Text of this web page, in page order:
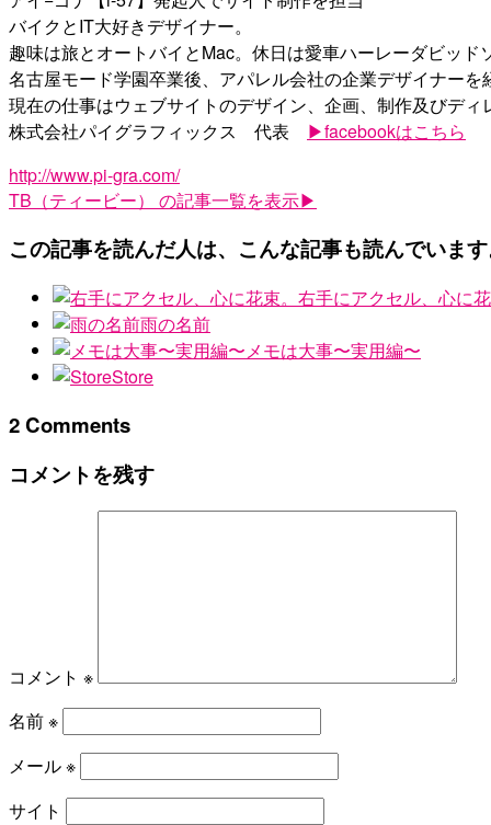
バイクとIT大好きデザイナー。
趣味は旅とオートバイとMac。休日は愛車ハーレーダビッ
名古屋モード学園卒業後、アパレル会社の企業デザイナー
現在の仕事はウェブサイトのデザイン、企画、制作及びデ
株式会社パイグラフィックス 代表 ▶facebookはこちら
http://www.pi-gra.com/
TB（ティービー） の記事一覧を表示▶
この記事を読んだ人は、こんな記事も読んでいま
右手にアクセル、心に
雨の名前
メモは大事〜実用編〜
Store
2 Comments
コメントを残す
コメント ※
名前※
メール※
サイト